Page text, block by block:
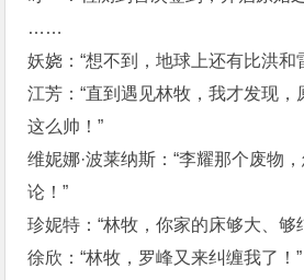
……
妖娆：“想不到，地球上还有比洪和
江芳：“直到遇见林牧，我才发现
这么帅！”
维妮娜·波莱纳斯：“李耀那个废物
论！”
珍妮特：“林牧，你家的床够大、够
徐欣：“林牧，罗峰又来纠缠我了！”